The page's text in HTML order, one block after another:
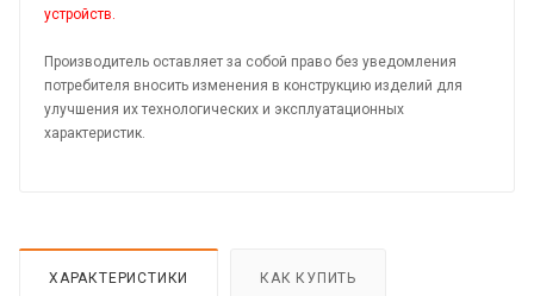
устройств.
Производитель оставляет за собой право без уведомления
потребителя вносить изменения в конструкцию изделий для
улучшения их технологических и эксплуатационных
характеристик.
ХАРАКТЕРИСТИКИ КАК КУПИТЬ